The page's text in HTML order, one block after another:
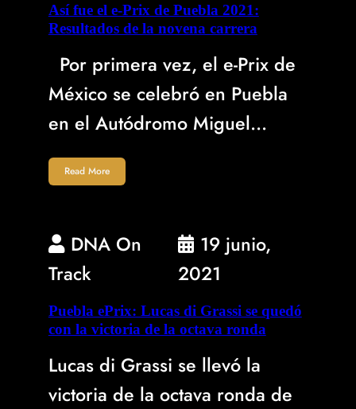
Así fue el e-Prix de Puebla 2021:
Resultados de la novena carrera
Por primera vez, el e-Prix de
México se celebró en Puebla
en el Autódromo Miguel…
Read More
DNA On
Track
19 junio,
2021
Puebla ePrix: Lucas di Grassi se quedó
con la victoria de la octava ronda
Lucas di Grassi se llevó la
victoria de la octava ronda de